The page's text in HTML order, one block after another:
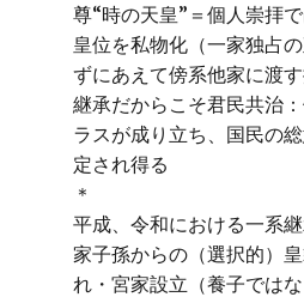
尊“時の天皇”＝個人崇拝
皇位を私物化（一家独占
ずにあえて傍系他家に渡
継承だからこそ君民共治
ラスが成り立ち、国民の
定され得る
＊
平成、令和における一系
家子孫からの（選択的）
れ・宮家設立（養子ではな